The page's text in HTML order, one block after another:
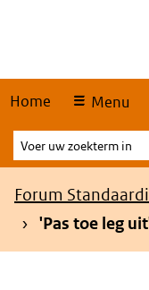
Home Menu
Voer
uw
zoekterm
Kruimelpad
Forum
'Pas toe leg